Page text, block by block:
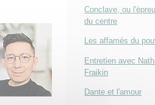
Conclave, ou
du centre
Les affamés du
Entretien avec
Fraikin
Dante et l'amour